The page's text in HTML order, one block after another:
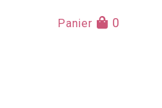
Panier 0
×